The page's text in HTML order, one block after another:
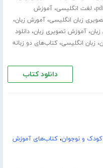
، لغت انگلیسی،آموزش
زبان انگلیسی،آمورش زبان،
،آموزش تصویری زبان،دانلود
، زبان انگلیسی،کتاب‌های دو زبانه
دانلود کتاب
و نوجوان،کتاب‌های آموزش